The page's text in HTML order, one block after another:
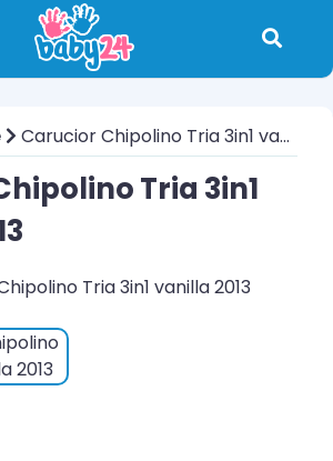
Carucior Chipolino Tria 3in1 vanilla 2013
Tria 3in1